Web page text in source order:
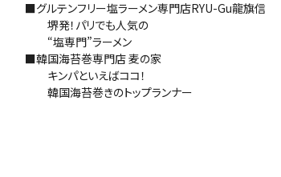
■グルテンフリー塩ラーメン専門店RYU-Gu龍旗信
堺発！パリでも人気の
“塩専門”ラーメン
■韓国海苔巻専門店 麦の家
キンパといえばココ！
韓国海苔巻きのトップランナー